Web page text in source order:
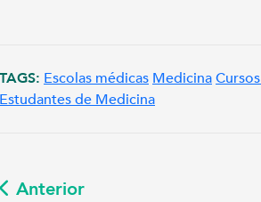
TAGS: Escolas médicas Medicina
Estudantes de Medicina
Anterior